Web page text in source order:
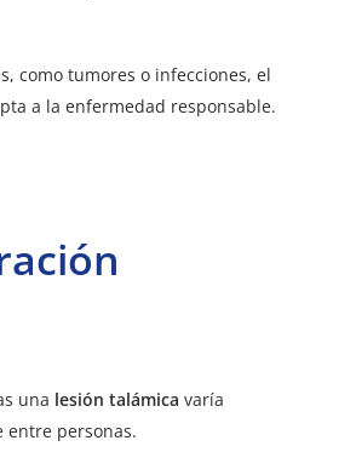
como tumores o infecciones, el
a la enfermedad responsable.
una lesión talámica varía
entre personas.